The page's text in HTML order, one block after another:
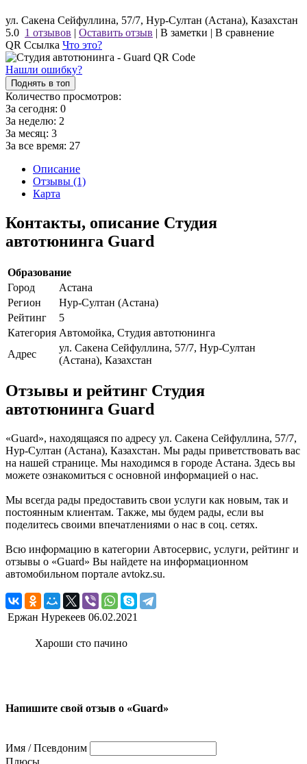
ул. Сакена Сейфуллина, 57/7, Нур-Султан (Астана), Казахстан
5.0 1 отзывов | Оставить отзыв | В заметки | В сравнение
QR Ссылка Что это?
Нашли ошибку?
Поднять в топ
Количество просмотров:
За сегодня: 0
За неделю: 2
За месяц: 3
За все время: 27
Описание
Отзывы (1)
Карта
Контакты, описание Студия
автотюнинга Guard
Образование
Город
Астана
Регион
Нур-Султан (Астана)
Рейтинг
5
Категория Автомойка, Студия автотюнинга
Адрес
ул. Сакена Сейфуллина, 57/7, Нур-Султан
(Астана), Казахстан
Отзывы и рейтинг Студия
автотюнинга Guard
«Guard», находящаяся по адресу ул. Сакена Сейфуллина, 57/7,
Нур-Султан (Астана), Казахстан. Мы рады приветствовать вас
на нашей странице. Мы находимся в городе Астана. Здесь вы
можете ознакомиться с основной информацией о нас.
Мы всегда рады предоставить свои услуги как новым, так и
постоянным клиентам. Также, мы будем рады, если вы
поделитесь своими впечатлениями о нас в соц. сетях.
Всю информацию в категории Автосервис, услуги, рейтинг и
отзывы о «Guard» Вы найдете на информационном
автомобильном портале avtokz.su.
Ержан Нурекеев 06.02.2021
Хароши сто пачино
Напишите свой отзыв о «Guard»
Имя / Псевдоним
Плюсы